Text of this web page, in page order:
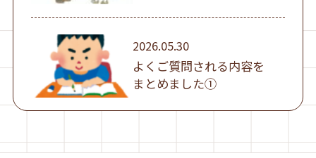
2026.05.30
よくご質問される内容を
まとめました①